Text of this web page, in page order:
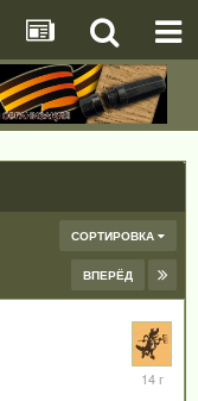
СОРТИРОВКА
ВПЕРЁД